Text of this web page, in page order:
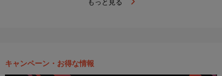
もっと見る
キャンペーン・お得な情報